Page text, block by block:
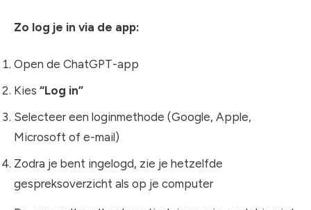
Zo log je in via de app:
Open de ChatGPT-app
Kies “Log in”
Selecteer een loginmethode (Google, Apple,
Microsoft of e-mail)
Zodra je bent ingelogd, zie je hetzelfde
gespreksoverzicht als op je computer